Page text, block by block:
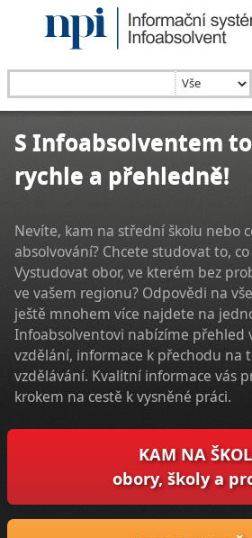
S Infoabsolventem
rychle a přehledně!
Nevíte, kam na střední školu nebo
absolvování? Chcete studovat to, co
Vystudovat obor, ve kterém bez
ve vašem regionu? Odpovědi na
ještě mnohem více najdete na
Infoabsolventovi nabízíme přehled
vzdělání, informace k přechodu na
vzdělávání. Kvalitní informace vás
krokem na cestě k vysněné práci.
KAM NA
obory, školy a